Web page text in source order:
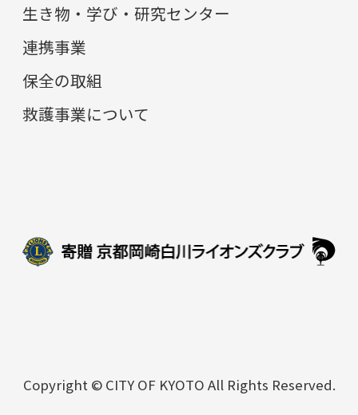
生き物・学び・研究センター
連携事業
保全の取組
救護事業について
Copyright © CITY OF KYOTO All Rights Reserved.